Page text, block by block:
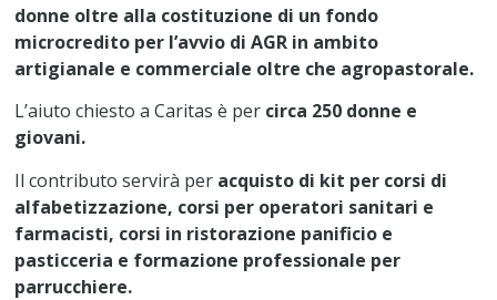
donne oltre alla costituzione di un fondo
microcredito per l’avvio di AGR in ambito
artigianale e commerciale oltre che agropastorale.
L’aiuto chiesto a Caritas è per circa 250 donne e
giovani.
Il contributo servirà per acquisto di kit per corsi di
alfabetizzazione, corsi per operatori sanitari e
farmacisti, corsi in ristorazione panificio e
pasticceria e formazione professionale per
parrucchiere.